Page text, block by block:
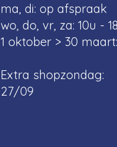
ma, di: op afspraak
wo, do, vr, za: 10u -
1 oktober > 30
Extra shopzondag:
27/09